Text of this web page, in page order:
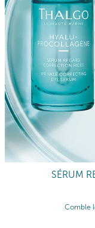
SÉRUM
Comble